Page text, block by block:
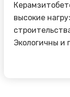
высокие
Экологичны и